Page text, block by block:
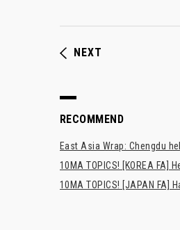
NEXT
RECOMMEND
East Asia Wrap: Chengdu
10MA TOPICS! [KOREA FA]
10MA TOPICS! [JAPAN